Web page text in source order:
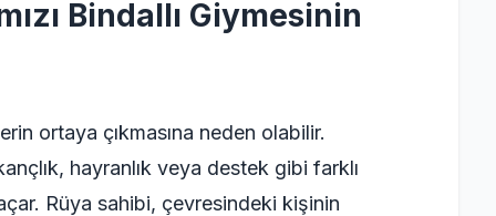
Bindallı Giymesinin
ortaya çıkmasına neden olabilir.
hayranlık veya destek gibi farklı
Rüya sahibi, çevresindeki kişinin